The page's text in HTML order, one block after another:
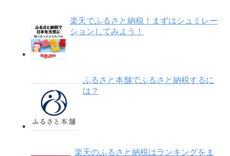
楽天でふるさと納税！まずはシュミレー
ションしてみよう！
ふるさと本舗でふるさと納税するに
は？
楽天のふるさと納税はランキングをま